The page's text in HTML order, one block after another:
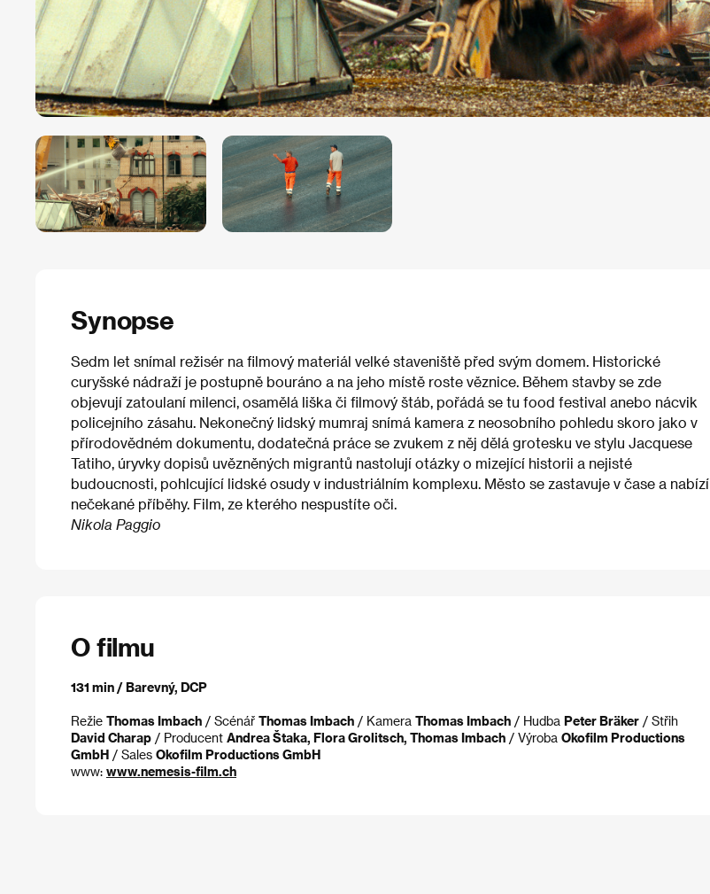
Synopse
Sedm let snímal režisér na filmový materiál velké staveniště před svým domem. Historické
curyšské nádraží je postupně bouráno a na jeho místě roste věznice. Během stavby se zde
objevují zatoulaní milenci, osamělá liška či filmový štáb, pořádá se tu food festival anebo nácvik
policejního zásahu. Nekonečný lidský mumraj snímá kamera z neosobního pohledu skoro jako v
přírodovědném dokumentu, dodatečná práce se zvukem z něj dělá grotesku ve stylu Jacquese
Tatiho, úryvky dopisů uvězněných migrantů nastolují otázky o mizející historii a nejisté
budoucnosti, pohlcující lidské osudy v industriálním komplexu. Město se zastavuje v čase a nabízí
nečekané příběhy. Film, ze kterého nespustíte oči.
Nikola Paggio
O filmu
131 min / Barevný, DCP
Režie Thomas Imbach / Scénář Thomas Imbach / Kamera Thomas Imbach / Hudba Peter Bräker / Střih
David Charap / Producent Andrea Štaka, Flora Grolitsch, Thomas Imbach / Výroba Okofilm Productions
GmbH / Sales Okofilm Productions GmbH
www: www.nemesis-film.ch